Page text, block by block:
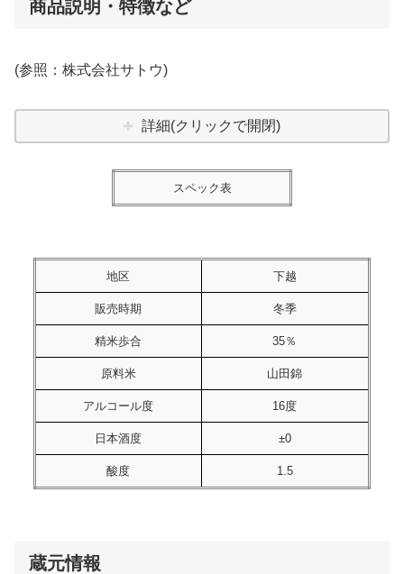
商品説明・特徴など
(参照：株式会社サトウ)
詳細(クリックで開閉)
スペック表
地区 下越
販売時期 冬季
精米歩合 35％
原料米 山田錦
アルコール度 16度
日本酒度 ±0
酸度 1.5
蔵元情報